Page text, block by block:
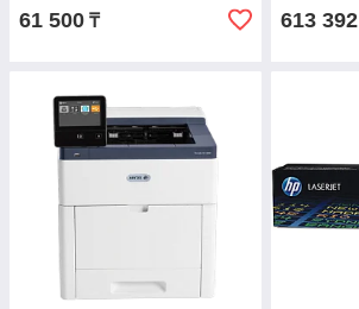
61 500 ₸ 613 392